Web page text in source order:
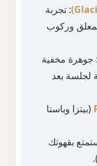
: تجربة
وركوب
: جوهرة مخفية
لجلسة بعد
(بيتزا وباستا
بقهوتك